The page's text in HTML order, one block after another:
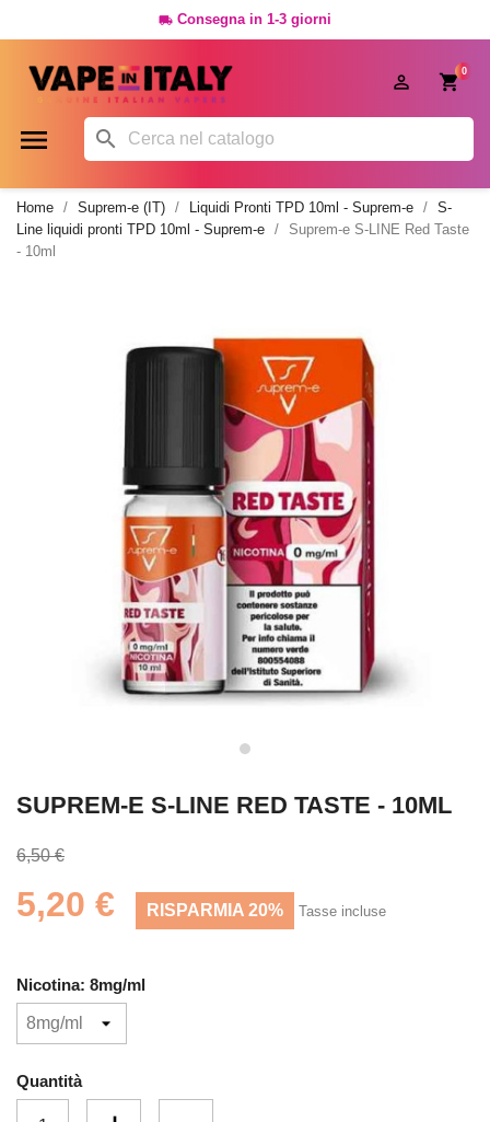
 Consegna in 1-3 giorni
0

 
Home Suprem-e (IT) Liquidi Pronti TPD 10ml - Suprem-e
S-
Line liquidi pronti TPD 10ml - Suprem-e
Suprem-e S-LINE Red Taste
- 10ml
SUPREM-E S-LINE RED TASTE - 10ML
6,50 €
5,20 € RISPARMIA 20% Tasse incluse
Nicotina: 8mg/ml
Quantità